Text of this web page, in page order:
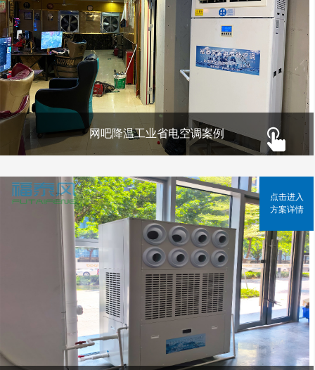
网吧降温工业省电空调案例
点击进入
方案详情